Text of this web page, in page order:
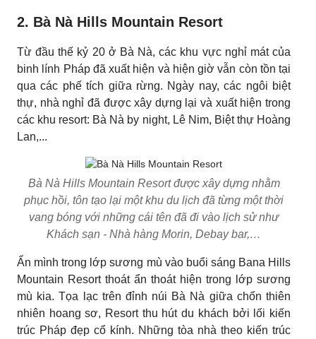
2. Bà Nà Hills Mountain Resort
Từ đầu thế kỷ 20 ở Bà Nà, các khu vực nghỉ mát của
binh lính Pháp đã xuất hiện và hiện giờ vẫn còn tồn tại
qua các phế tích giữa rừng. Ngày nay, các ngôi biệt
thự, nhà nghỉ đã được xây dựng lại và xuất hiện trong
các khu resort: Bà Nà by night, Lê Nim, Biệt thự Hoàng
Lan,...
Bà Nà Hills Mountain Resort được xây dựng nhằm
phục hồi, tôn tạo lại một khu du lịch đã từng một thời
vang bóng với những cái tên đã đi vào lịch sử như
Khách sạn - Nhà hàng Morin, Debay bar,…
Ẩn mình trong lớp sương mù vào buổi sáng Bana Hills
Mountain Resort thoát ẩn thoát hiện trong lớp sương
mù kia. Tọa lạc trên đỉnh núi Bà Nà giữa chốn thiên
nhiên hoang sơ, Resort thu hút du khách bởi lối kiến
trúc Pháp đẹp cổ kính. Những tòa nhà theo kiến trúc